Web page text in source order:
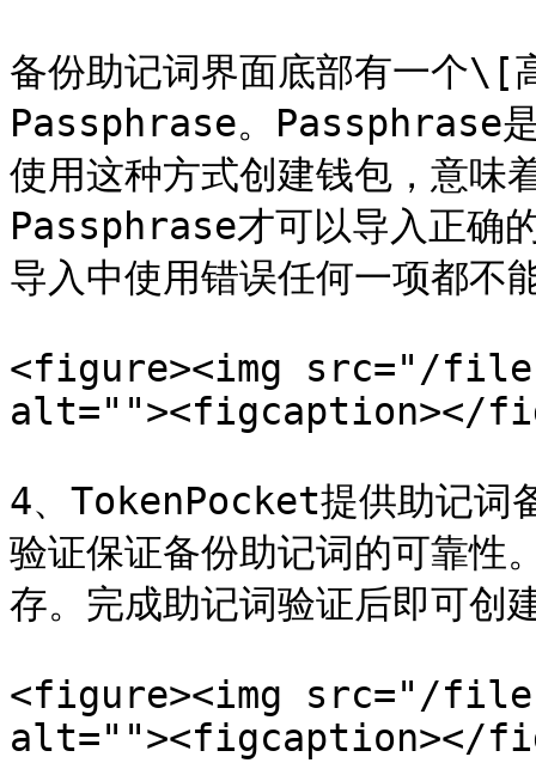
备份助记词界面底部有一个\[
Passphrase。Passphrase是
使用这种方式创建钱包，意味
Passphrase才可以导入正确
导入中使用错误任何一项都不
<figure><img src="/files/
alt=""><figcaption></
4、TokenPocket提供助记词
验证保证备份助记词的可靠性
存。完成助记词验证后即可创
<figure><img src="/files/
alt=""><figcaption></